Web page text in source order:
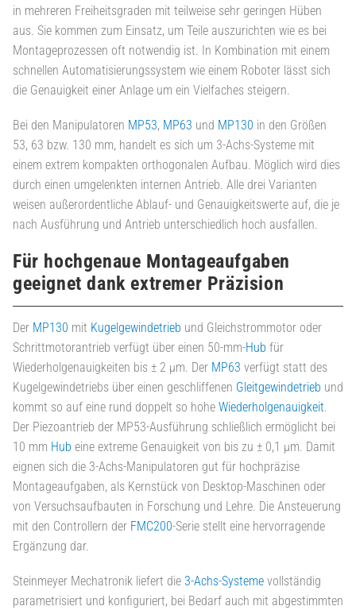
in mehreren Freiheitsgraden mit teilweise sehr geringen Hüben
aus. Sie kommen zum Einsatz, um Teile auszurichten wie es bei
Montageprozessen oft notwendig ist. In Kombination mit einem
schnellen Automatisierungssystem wie einem Roboter lässt sich
die Genauigkeit einer Anlage um ein Vielfaches steigern.
Bei den Manipulatoren MP53, MP63 und MP130 in den Größen
53, 63 bzw. 130 mm, handelt es sich um 3-Achs-Systeme mit
einem extrem kompakten orthogonalen Aufbau. Möglich wird dies
durch einen umgelenkten internen Antrieb. Alle drei Varianten
weisen außerordentliche Ablauf- und Genauigkeitswerte auf, die je
nach Ausführung und Antrieb unterschiedlich hoch ausfallen.
Für hochgenaue Montageaufgaben
geeignet dank extremer Präzision
Der MP130 mit Kugelgewindetrieb und Gleichstrommotor oder
Schrittmotorantrieb verfügt über einen 50-mm-Hub für
Wiederholgenauigkeiten bis ± 2 µm. Der MP63 verfügt statt des
Kugelgewindetriebs über einen geschliffenen Gleitgewindetrieb und
kommt so auf eine rund doppelt so hohe Wiederholgenauigkeit.
Der Piezoantrieb der MP53-Ausführung schließlich ermöglicht bei
10 mm Hub eine extreme Genauigkeit von bis zu ± 0,1 µm. Damit
eignen sich die 3-Achs-Manipulatoren gut für hochpräzise
Montageaufgaben, als Kernstück von Desktop-Maschinen oder
von Versuchsaufbauten in Forschung und Lehre. Die Ansteuerung
mit den Controllern der FMC200-Serie stellt eine hervorragende
Ergänzung dar.
Steinmeyer Mechatronik liefert die 3-Achs-Systeme vollständig
parametrisiert und konfiguriert, bei Bedarf auch mit abgestimmten